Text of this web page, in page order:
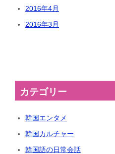
2016年4月
2016年3月
カテゴリー
韓国エンタメ
韓国カルチャー
韓国語の日常会話